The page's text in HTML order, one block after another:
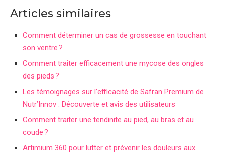
Articles similaires
Comment déterminer un cas de grossesse en touchant
son ventre ?
Comment traiter efficacement une mycose des ongles
des pieds ?
Les témoignages sur l’efficacité de Safran Premium de
Nutr’Innov : Découverte et avis des utilisateurs
Comment traiter une tendinite au pied, au bras et au
coude ?
Artimium 360 pour lutter et prévenir les douleurs aux